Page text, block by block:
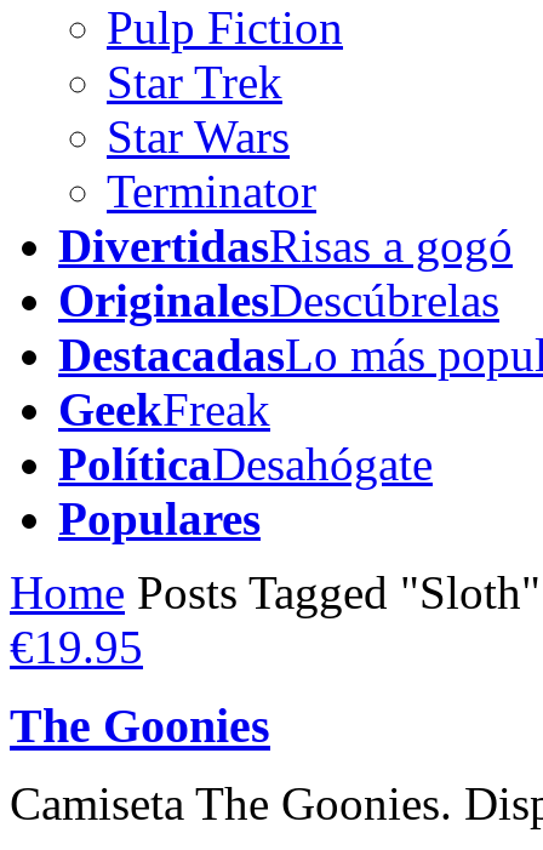
Pulp Fiction
Star Trek
Star Wars
Terminator
DivertidasRisas a gogó
OriginalesDescúbrelas
DestacadasLo más
GeekFreak
PolíticaDesahógate
Populares
Home Posts Tagged "Sloth"
€19.95
The Goonies
Camiseta The Goonies.